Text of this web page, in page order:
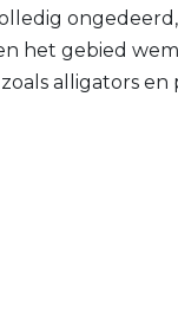
het gebied
alligators en